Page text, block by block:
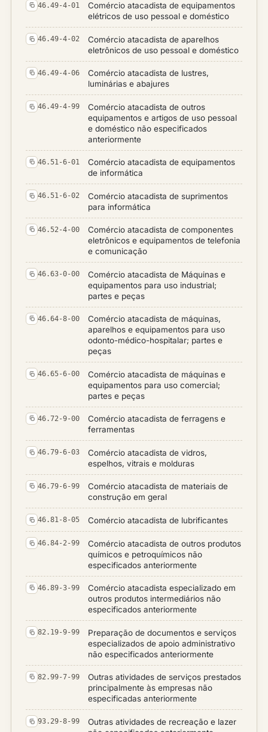
46.49-4-01
Comércio atacadista de equipamentos
elétricos de uso pessoal e doméstico
46.49-4-02
Comércio atacadista de aparelhos
eletrônicos de uso pessoal e doméstico
46.49-4-06
Comércio atacadista de lustres,
luminárias e abajures
46.49-4-99
Comércio atacadista de outros
equipamentos e artigos de uso pessoal
e doméstico não especificados
anteriormente
46.51-6-01
Comércio atacadista de equipamentos
de informática
46.51-6-02
Comércio atacadista de suprimentos
para informática
46.52-4-00
Comércio atacadista de componentes
eletrônicos e equipamentos de telefonia
e comunicação
46.63-0-00
Comércio atacadista de Máquinas e
equipamentos para uso industrial;
partes e peças
46.64-8-00
Comércio atacadista de máquinas,
aparelhos e equipamentos para uso
odonto-médico-hospitalar; partes e
peças
46.65-6-00
Comércio atacadista de máquinas e
equipamentos para uso comercial;
partes e peças
46.72-9-00
Comércio atacadista de ferragens e
ferramentas
46.79-6-03
Comércio atacadista de vidros,
espelhos, vitrais e molduras
46.79-6-99
Comércio atacadista de materiais de
construção em geral
46.81-8-05 Comércio atacadista de lubrificantes
46.84-2-99
Comércio atacadista de outros produtos
químicos e petroquímicos não
especificados anteriormente
46.89-3-99
Comércio atacadista especializado em
outros produtos intermediários não
especificados anteriormente
82.19-9-99
Preparação de documentos e serviços
especializados de apoio administrativo
não especificados anteriormente
82.99-7-99
Outras atividades de serviços prestados
principalmente às empresas não
especificadas anteriormente
93.29-8-99
Outras atividades de recreação e lazer